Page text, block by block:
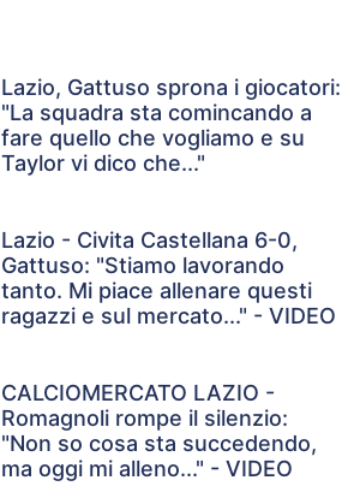
Lazio, Gattuso sprona i giocatori:
"La squadra sta comincando a
fare quello che vogliamo e su
Taylor vi dico che..."
Lazio - Civita Castellana 6-0,
Gattuso: "Stiamo lavorando
tanto. Mi piace allenare questi
ragazzi e sul mercato..." - VIDEO
CALCIOMERCATO LAZIO -
Romagnoli rompe il silenzio:
"Non so cosa sta succedendo,
ma oggi mi alleno..." - VIDEO